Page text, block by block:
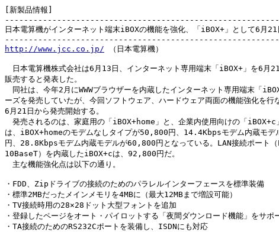
[新製品情報]
日本電算機がインターネット端末iBOXの機能を強化、「iBOX+」として6月21
http://www.jcc.co.jp/ （日本電算機）
日本電算機株式会社は6月13日、インターネット専用端末「iBOX+」を6月
販売すると発表した。
同社は、今年2月にWWWブラウザーを内蔵したインターネット専用端末「
ーズを発売していたが、今回ソフトウェア、ハードウェア両面の機能強化を行
6月21日から発売開始する。
発売されるのは、家庭用の「iBOX+home」と、企業内使用向けの「iBOX+c
は、iBOX+homeのモデムなしタイプが50,800円、14.4Kbpsモデム内蔵モ
円、28.8Kbpsモデム内蔵モデルが60,800円となっている。LAN接続ポート
10BaseT）を内蔵したiBOX+cは、92,800円だ。
主な機能強化点は以下の通り。
・FDD、Zipドライブの接続のためのパラレルインターフェースを標準装備
・標準2MBだったメインメモリを4MBに（最大12MBまで増設可能）
・TV接続時用の28×28ドット大型フォントを追加
・登録したページをオート・パイロットする「夜間ダウンロード機能」をサポ
・TA接続のためのRS232Cポートを装備し、ISDNにも対応